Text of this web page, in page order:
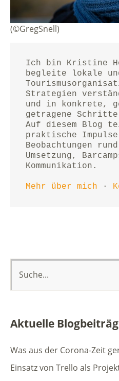
(©GregSnell)
Ich bin Kristine
begleite lokale
Strategien
und in konkrete,
getragene
Auf diesem Blog
praktische
Beobachtungen
Umsetzung,
Kommunikation.
Mehr über mich ·
Aktuelle
Was aus der Corona-Zeit
Einsatz von Trello als